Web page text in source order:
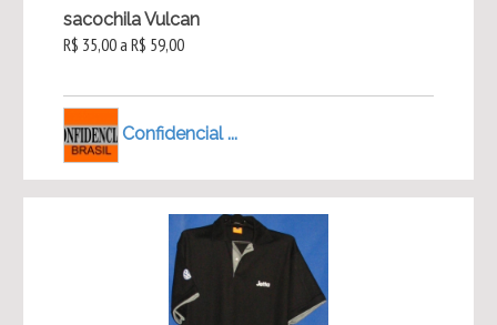
sacochila Vulcan
R$ 35,00 a R$ 59,00
Confidencial ...